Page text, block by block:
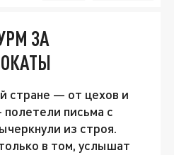
ЗА
стране — от цехов и
письма с
из строя.
в том, услышат